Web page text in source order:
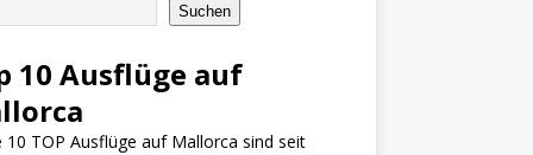
Suchen
10 Ausflüge auf
10 TOP Ausflüge auf Mallorca sind seit